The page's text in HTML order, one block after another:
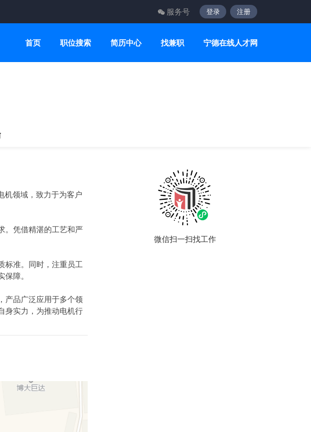
服务号 登录 注册
首页 职位搜索 简历中心 找兼职 宁德在线人才网
机领域，致力于为客户
。凭借精湛的工艺和严
标准。同时，注重员工
障。
产品广泛应用于多个领
身实力，为推动电机行
微信扫一扫找工作